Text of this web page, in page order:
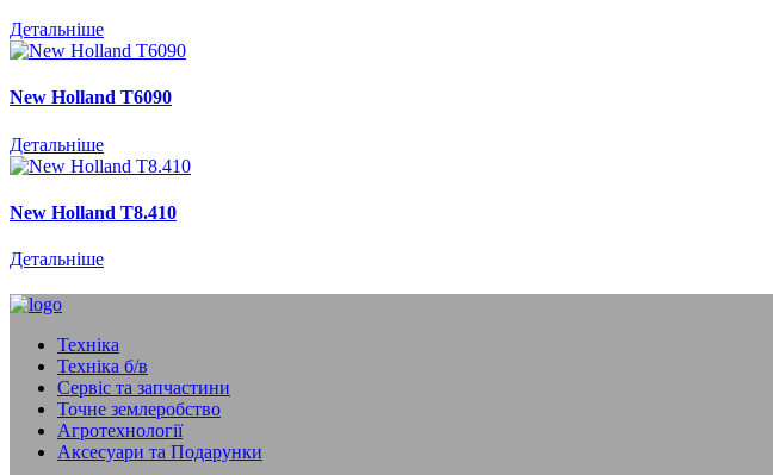
Детальніше
New Holland T6090
Детальніше
New Holland T8.410
Детальніше
Техніка
Техніка б/в
Сервіс та запчастини
Точне землеробство
Агротехнології
Аксесуари та Подарунки